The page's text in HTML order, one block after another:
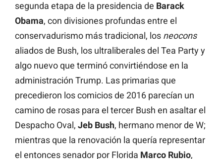
segunda etapa de la presidencia de Barack
Obama, con divisiones profundas entre el
conservadurismo más tradicional, los neocons
aliados de Bush, los ultraliberales del Tea Party y
algo nuevo que terminó convirtiéndose en la
administración Trump. Las primarias que
precedieron los comicios de 2016 parecían un
camino de rosas para el tercer Bush en asaltar el
Despacho Oval, Jeb Bush, hermano menor de W;
mientras que la renovación la quería representar
el entonces senador por Florida Marco Rubio,